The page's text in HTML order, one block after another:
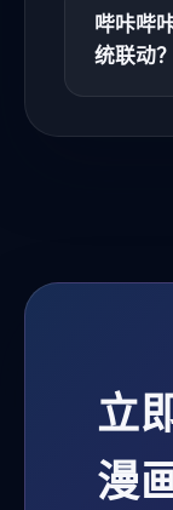
哔咔哔
统联动？
立
漫